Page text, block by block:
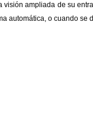
visión ampliada de su
automática, o cuando se